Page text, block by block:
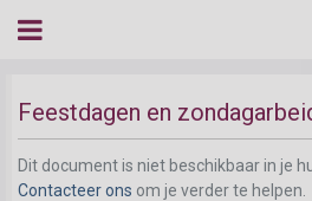
Feestdagen en
Dit document is niet beschikbaar in je
Contacteer ons om je verder te helpen.